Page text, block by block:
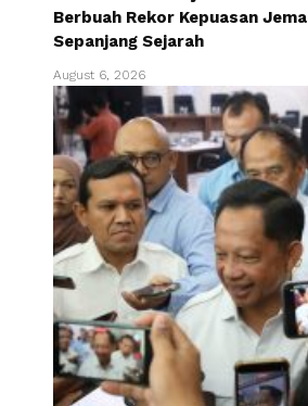
Berbuah Rekor Kepuasan
Sepanjang Sejarah
August 6, 2026